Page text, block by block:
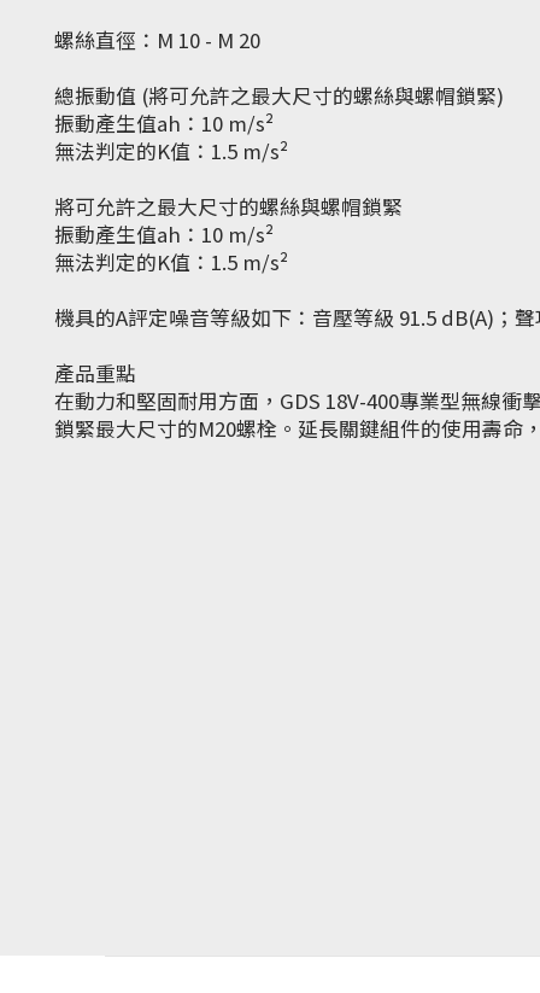
螺絲直徑：M 10 - M 20
總振動值 (將可允許之最大尺寸的螺絲與螺帽鎖緊)
振動產生值ah：10 m/s²
無法判定的K值：1.5 m/s²
將可允許之最大尺寸的螺絲與螺帽鎖緊
振動產生值ah：10 m/s²
無法判定的K值：1.5 m/s²
機具的A評定噪音等級如下：音壓等級 91.5 dB(A)；
產品重點
在動力和堅固耐用方面，GDS 18V-400專業型無線
鎖緊最大尺寸的M20螺栓。延長關鍵組件的使用壽